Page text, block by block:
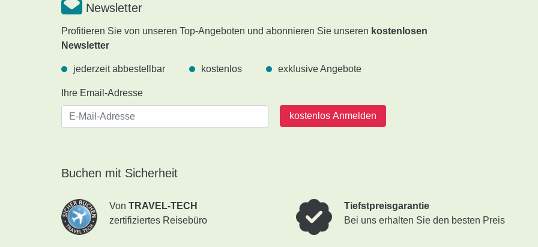
Newsletter
Profitieren Sie von unseren Top-Angeboten und abonnieren Sie unseren kostenlosen
Newsletter
jederzeit abbestellbar kostenlos exklusive Angebote
Ihre Email-Adresse
kostenlos Anmelden
Buchen mit Sicherheit
Von TRAVEL-TECH
zertifiziertes Reisebüro
Tiefstpreisgarantie
Bei uns erhalten Sie den besten Preis